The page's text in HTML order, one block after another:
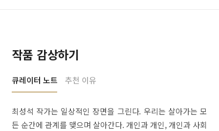
작품 감상하기
큐레이터 노트 추천 이유
최성석 작가는 일상적인 장면을 그린다. 우리는 살아가는 모
든 순간에 관계를 맺으며 살아간다. 개인과 개인, 개인과 사회